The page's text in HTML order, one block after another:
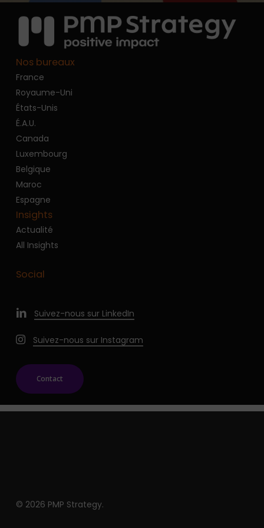
Nos bureaux
France
Royaume-Uni
États-Unis
É.A.U.
Canada
Luxembourg
Belgique
Maroc
Espagne
Insights
Actualité
All Insights
Social
Suivez-nous sur LinkedIn
Suivez-nous sur Instagram
Contact
© 2026 PMP Strategy.